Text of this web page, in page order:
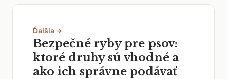
Ďalšia →
Bezpečné ryby pre psov:
ktoré druhy sú vhodné a
ako ich správne podávať